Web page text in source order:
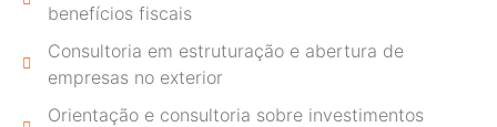
benefícios fiscais
Consultoria em estruturação e abertura de
empresas no exterior
Orientação e consultoria sobre investimentos